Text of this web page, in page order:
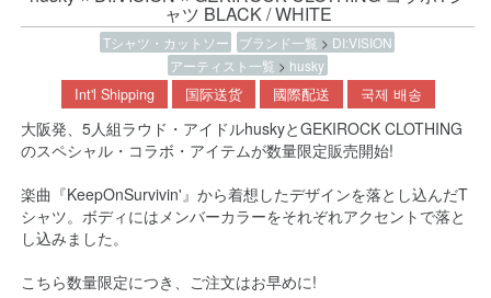
ャツ BLACK / WHITE
Tシャツ・カットソー ブランド一覧 > DI:VISION
アーティスト一覧 > husky
Int'l Shipping 国际送货 國際配送 국제 배송
大阪発、5人組ラウド・アイドルhuskyとGEKIROCK CLOTHING
のスペシャル・コラボ・アイテムが数量限定販売開始!
楽曲『KeepOnSurvivin'』から着想したデザインを落とし込んだT
シャツ。ボディにはメンバーカラーをそれぞれアクセントで落と
し込みました。
こちら数量限定につき、ご注文はお早めに!